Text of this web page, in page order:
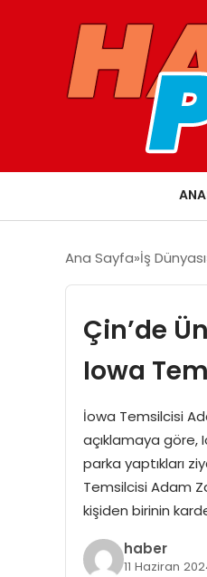
Ana Sayfa İş Dünyası
Çin’de
Iowa
İowa Temsilcisi
açıklamaya göre,
parka yaptıkları
Temsilcisi Adam
kişiden birinin
haber
11 Haziran